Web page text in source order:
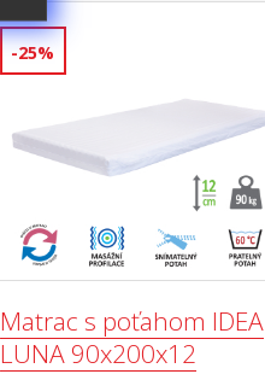
-25%
Matrac s poťahom IDEA
LUNA 90x200x12